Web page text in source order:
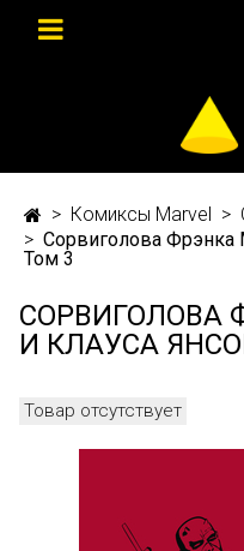
Комиксы Marvel
Сорвиголова Фрэнка
Том 3
СОРВИГОЛОВА
И КЛАУСА
Товар отсутствует